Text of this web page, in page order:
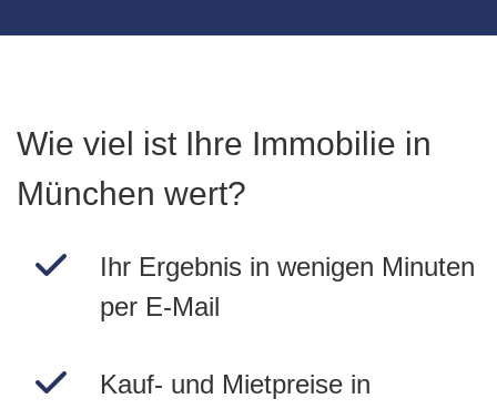
Wie viel ist Ihre Immobilie in
München wert?
Ihr Ergebnis in wenigen Minuten
per E-Mail
Kauf- und Mietpreise in